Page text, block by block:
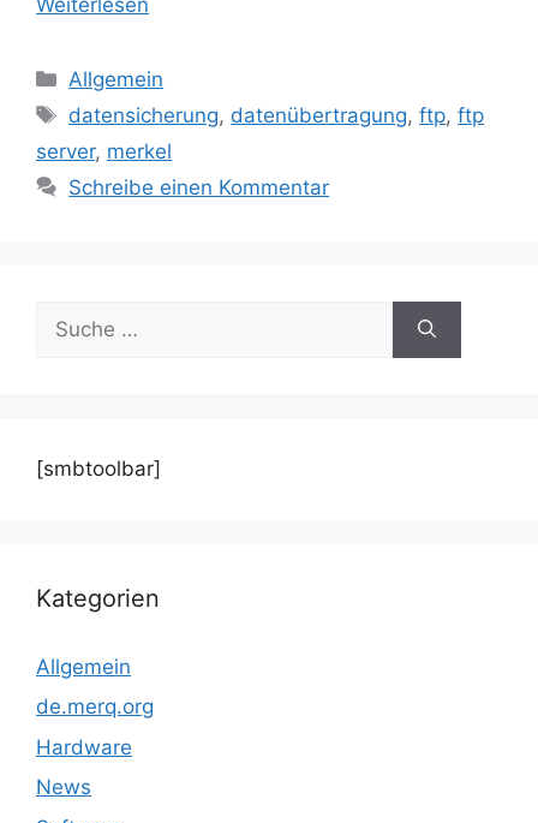
Kategorien
Allgemein
Schlagwörter
datensicherung, datenübertragung,ftp,ftp
server, merkel
Schreibe einen Kommentar
nach:
[smbtoolbar]
Kategorien
Allgemein
de.merq.org
Hardware
News